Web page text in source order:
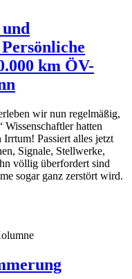
km ÖV-
wir nun regelmäßig,
hatten
Passiert alles jetzt
Signale, Stellwerke,
völlig überfordert sind
sogar ganz zerstört wird.